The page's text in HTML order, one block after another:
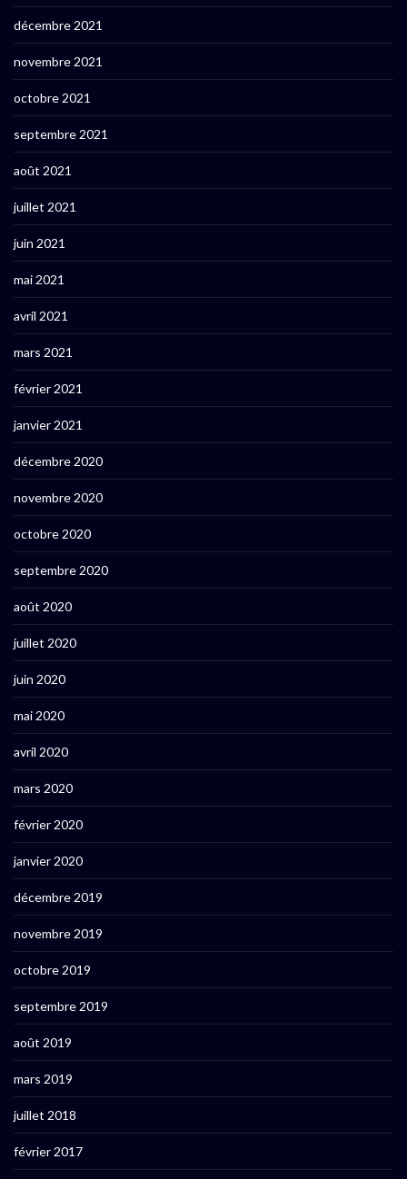
décembre 2021
novembre 2021
octobre 2021
septembre 2021
août 2021
juillet 2021
juin 2021
mai 2021
avril 2021
mars 2021
février 2021
janvier 2021
décembre 2020
novembre 2020
octobre 2020
septembre 2020
août 2020
juillet 2020
juin 2020
mai 2020
avril 2020
mars 2020
février 2020
janvier 2020
décembre 2019
novembre 2019
octobre 2019
septembre 2019
août 2019
mars 2019
juillet 2018
février 2017